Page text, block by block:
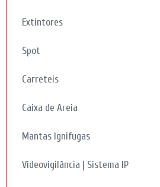
Extintores
Spot
Carreteis
Caixa de Areia
Mantas Ignifugas
Videovigilância | Sistema IP